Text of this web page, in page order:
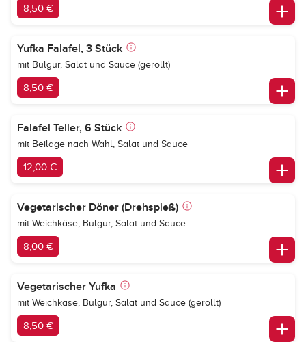
8,50 €
Yufka Falafel, 3 Stück
mit Bulgur, Salat und Sauce (gerollt)
8,50 €
Falafel Teller, 6 Stück
mit Beilage nach Wahl, Salat und Sauce
12,00 €
Vegetarischer Döner (Drehspieß)
mit Weichkäse, Bulgur, Salat und Sauce
8,00 €
Vegetarischer Yufka
mit Weichkäse, Bulgur, Salat und Sauce (gerollt)
8,50 €